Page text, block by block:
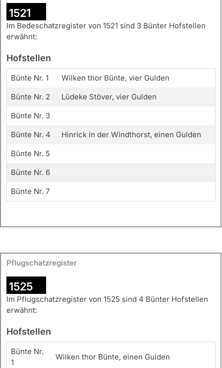
1521
Im Bedeschatzregister von 1521 sind 3 Bünter Hofstellen
erwähnt:
Hofstellen
Bünte Nr. 1
Wilken thor Bünte, vier Gulden
Bünte Nr. 2
Lüdeke Stöver, vier Gulden
Bünte Nr. 3
Bünte Nr. 4
Hinrick in der Windthorst, einen Gulden
Bünte Nr. 5
Bünte Nr. 6
Bünte Nr. 7
Pflugschatzregister
1525
Im Pflugschatzregister von 1525 sind 4 Bünter Hofstellen
erwähnt:
Hofstellen
Bünte Nr.
1
Wilken thor Bünte, einen Gulden